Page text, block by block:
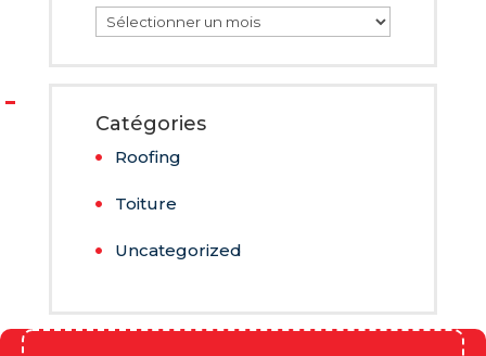
Archives
Catégories
Roofing
Toiture
Uncategorized